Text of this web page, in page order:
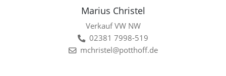
Marius Christel
Verkauf VW NW
02381 7998-519
mchristel@potthoff.de